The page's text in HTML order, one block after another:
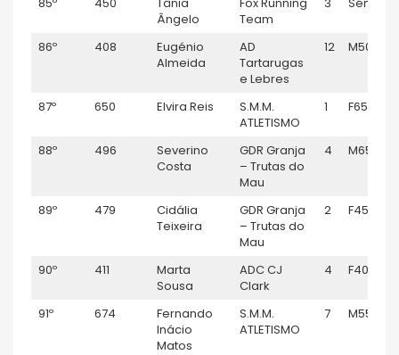
Ângelo
Team
86º 408
Eugénio
Almeida
AD
Tartarugas
e Lebres
12 M50
87º 650 Elvira Reis
S.M.M.
ATLETISMO
1 F65
88º 496
Severino
Costa
GDR Granja
– Trutas do
Mau
4 M65
89º 479
Cidália
Teixeira
GDR Granja
– Trutas do
Mau
2 F45
90º 411
Marta
Sousa
ADC CJ
Clark
4 F40
91º 674
Fernando
Inácio
Matos
S.M.M.
ATLETISMO
7 M55